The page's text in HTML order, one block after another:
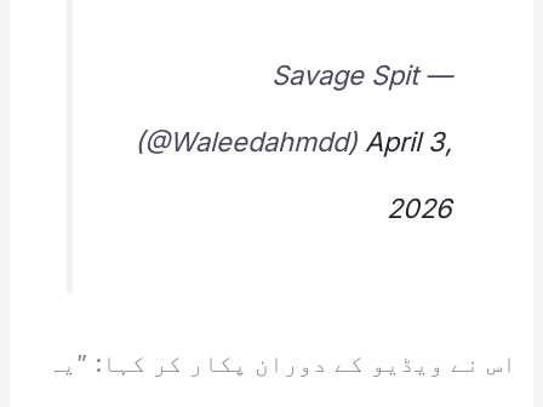
— Savage Spit
(@Waleedahmdd)April 3,
2026
اس نے ویڈیو کے دوران پکار کر کہا: ”یہ